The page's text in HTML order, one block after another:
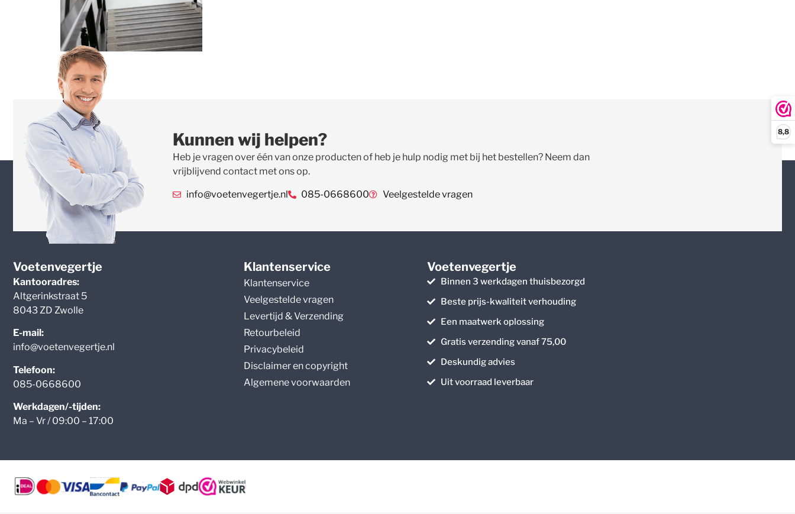
8,8
Kunnen wij helpen?
Heb je vragen over één van onze producten of heb je hulp nodig met bij het bestellen? Neem dan
vrijblijvend contact met ons op.
info@voetenvegertje.nl 085-0668600 Veelgestelde vragen
Voetenvegertje
Kantooradres:
Altgerinkstraat 5
8043 ZD Zwolle
E-mail:
info@voetenvegertje.nl
Telefoon:
085-0668600
Werkdagen/-tijden:
Ma – Vr / 09:00 – 17:00
Klantenservice
Klantenservice
Veelgestelde vragen
Levertijd & Verzending
Retourbeleid
Privacybeleid
Disclaimer en copyright
Algemene voorwaarden
Voetenvegertje
Binnen 3 werkdagen thuisbezorgd
Beste prijs-kwaliteit verhouding
Een maatwerk oplossing
Gratis verzending vanaf 75,00
Deskundig advies
Uit voorraad leverbaar